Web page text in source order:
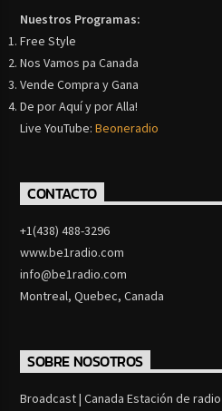
Nuestros Programas:
Free Style
Nos Vamos pa Canada
Vende Compra y Gana
De por Aquí y por Alla!
Live YouTube:Beoneradio
CONTACTO
+1(438) 488-3296
www.be1radio.com
info@be1radio.com
Montreal, Quebec, Canada
SOBRE NOSOTROS
Broadcast | Canada Estación de